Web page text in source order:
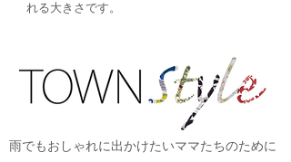
れる大きさです。
雨でもおしゃれに出かけたいママたちのために